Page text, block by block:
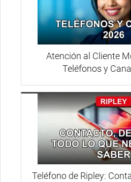
Atención al Cliente
Teléfonos y
Teléfono de Ripley: